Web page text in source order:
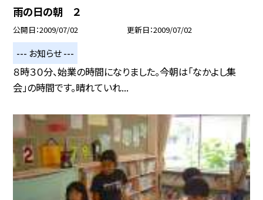
雨の日の朝 ２
公開日 2009/07/02 更新日 2009/07/02
--- お知らせ ---
８時３０分、始業の時間になりました。今朝は「なかよし集
会」の時間です。晴れていれ...